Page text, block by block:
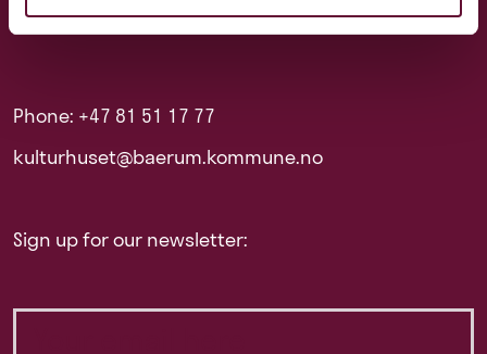
Phone: +47 81 51 17 77
kulturhuset@baerum.kommune.no
Sign up for our newsletter: